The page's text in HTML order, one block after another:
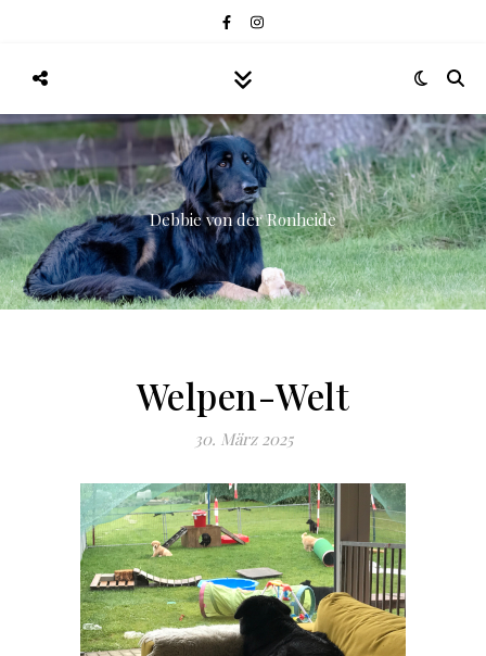
Debbie von der Ronheide
Welpen-Welt
30. März 2025